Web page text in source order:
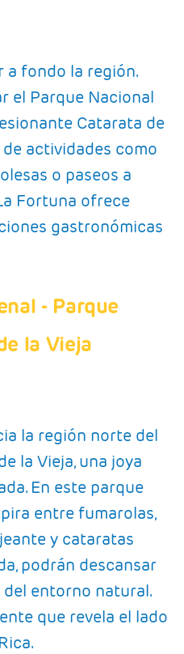
a fondo la región.
el Parque Nacional
Catarata de
actividades como
o paseos a
Fortuna ofrece
gastronómicas
- Parque
la Vieja
la región norte del
la Vieja, una joya
En este parque
entre fumarolas,
y cataratas
podrán descansar
entorno natural.
que revela el lado